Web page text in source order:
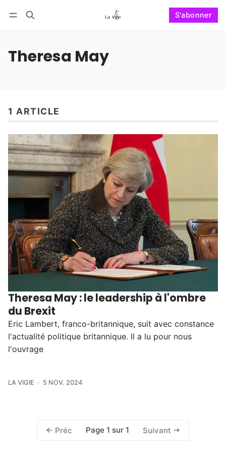
S'abonner
Theresa May
1 ARTICLE
Theresa May : le leadership à l'ombre
du Brexit
Eric Lambert, franco-britannique, suit avec constance
l'actualité politique britannique. Il a lu pour nous
l'ouvrage
LA VIGIE 5 NOV. 2024
Préc Page 1 sur 1 Suivant